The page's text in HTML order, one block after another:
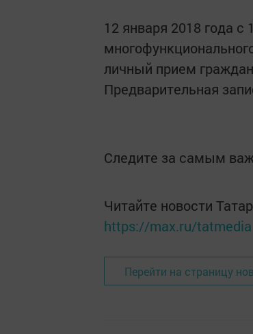
12 января 2018 года с
личный прием
Предварительная
Следите за самым
Читайте новости
https://max.ru/tatmedia
Перейти на страницу